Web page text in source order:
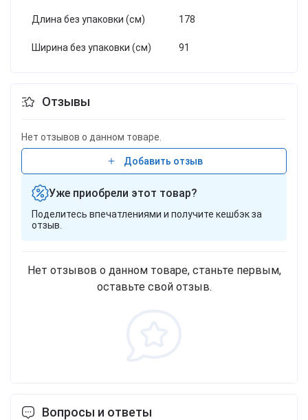
Длина без упаковки (см) 178
Ширина без упаковки (см) 91
Отзывы
Нет отзывов о данном товаре.
Добавить отзыв
Уже приобрели этот товар?
Поделитесь впечатлениями и получите кешбэк за
отзыв.
Нет отзывов о данном товаре, станьте первым,
оставьте свой отзыв.
Вопросы и ответы